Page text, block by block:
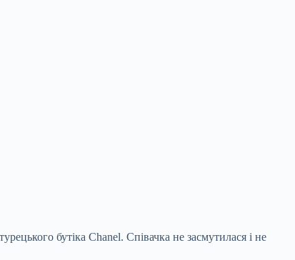
бутіка Chanel. Співачка не засмутилася і не